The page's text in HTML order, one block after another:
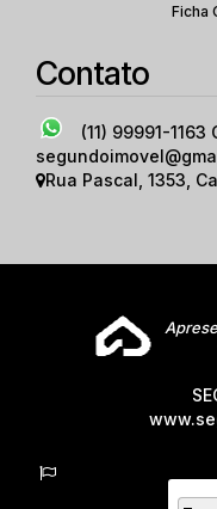
Ficha
Contato
(11) 99991-1163
Rua Pascal 1353